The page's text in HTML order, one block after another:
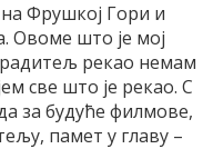
Фрушкој Гори и
Овоме што је мој
рекао немам
све што је рекао. С
за будуће филмове,
памет у главу –